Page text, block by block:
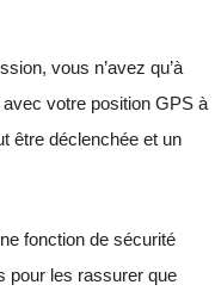
vous n’avez qu’à
votre position GPS à
être déclenchée et un
fonction de sécurité
pour les rassurer que